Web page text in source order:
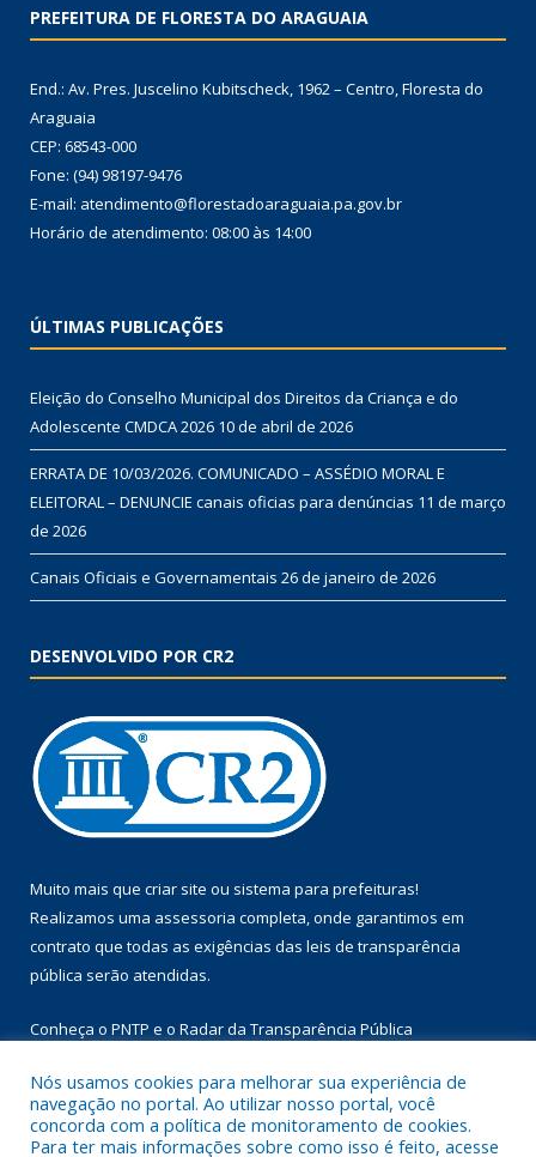
PREFEITURA DE FLORESTA DO ARAGUAIA
End.: Av. Pres. Juscelino Kubitscheck, 1962 – Centro, Floresta do
Araguaia
CEP: 68543-000
Fone: (94) 98197-9476
E-mail: atendimento@florestadoaraguaia.pa.gov.br
Horário de atendimento: 08:00 às 14:00
ÚLTIMAS PUBLICAÇÕES
Eleição do Conselho Municipal dos Direitos da Criança e do
Adolescente CMDCA 2026 10 de abril de 2026
ERRATA DE 10/03/2026. COMUNICADO – ASSÉDIO MORAL E
ELEITORAL – DENUNCIE canais oficias para denúncias 11 de março
de 2026
Canais Oficiais e Governamentais 26 de janeiro de 2026
DESENVOLVIDO POR CR2
Muito mais que criar site ou sistema para prefeituras!
Realizamos uma assessoria completa, onde garantimos em
contrato que todas as exigências das leis de transparência
pública serão atendidas.
Conheça o PNTP e o Radar da Transparência Pública
Nós usamos cookies para melhorar sua experiência de
navegação no portal. Ao utilizar nosso portal, você
concorda com a política de monitoramento de cookies.
Para ter mais informações sobre como isso é feito, acesse